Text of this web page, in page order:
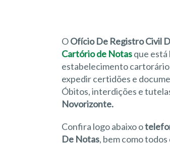
OOfício De Registro Civil
Cartório de Notasque está
estabelecimento
expedir certidões e
Óbitos, interdições e
Novorizonte.
Confira logo abaixo o
De Notas, bem como